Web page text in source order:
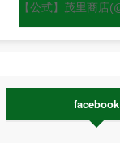
facebook